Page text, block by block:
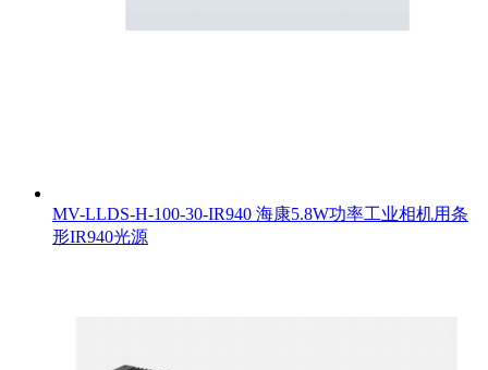
MV-LLDS-H-100-30-IR940 海康5.8W功率工业相机用条
形IR940光源